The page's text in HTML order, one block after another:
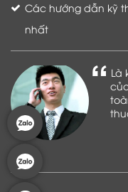
Các hướng dẫn kỹ
nhất
Là